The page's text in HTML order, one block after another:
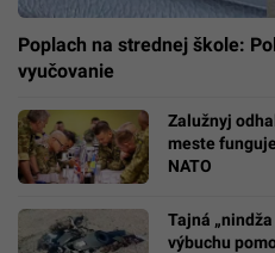
Poplach na strednej škole:
vyučovanie
Zalužnyj
meste
NATO
Tajná
výbuchu